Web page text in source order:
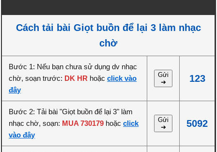
Cách tải bài Giọt buồn để lại 3 làm nhạc
chờ
Bước 1: Nếu bạn chưa sử dụng dv nhạc
chờ, soạn trước: DK HR hoặcclick vào
đây
Gửi
➔
123
Bước 2: Tải bài "Giọt buồn để lại 3" làm
nhạc chờ, soạn: MUA 730179 hoặcclick
vào đây
Gửi
➔
5092